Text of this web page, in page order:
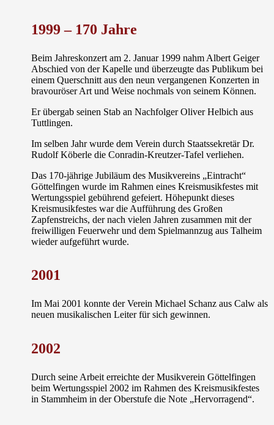
1999 – 170 Jahre
Beim Jahreskonzert am 2. Januar 1999 nahm Albert Geiger
Abschied von der Kapelle und überzeugte das Publikum bei
einem Querschnitt aus den neun vergangenen Konzerten in
bravouröser Art und Weise nochmals von seinem Können.
Er übergab seinen Stab an NachfolgerOliver Helbich aus
Tuttlingen.
Im selben Jahr wurde dem Verein durch Staatssekretär Dr.
Rudolf Köberle dieConradin-Kreutzer-Tafel verliehen.
Das 170-jährige Jubiläum des Musikvereins „Eintracht“
Göttelfingen wurde im Rahmen einesKreismusikfestes mit
Wertungsspiel gebührend gefeiert. Höhepunkt dieses
Kreismusikfestes war die Aufführung desGroßen
Zapfenstreichs, der nach vielen Jahren zusammen mit der
freiwilligen Feuerwehr und dem Spielmannzug aus Talheim
wieder aufgeführt wurde.
2001
Im Mai 2001 konnte der VereinMichael Schanz aus Calw als
neuen musikalischen Leiter für sich gewinnen.
2002
Durch seine Arbeit erreichte der Musikverein Göttelfingen
beim Wertungsspiel 2002 im Rahmen des Kreismusikfestes
in Stammheim in derOberstufe die Note „Hervorragend“.